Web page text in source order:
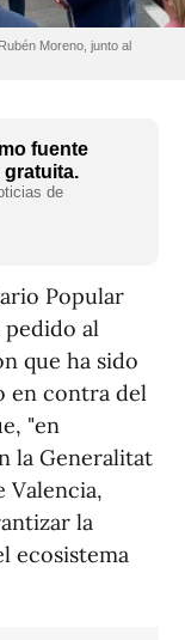
Moreno, junto al
fuente
gratuita.
de
Popular
pedido al
que ha sido
en contra del
"en
la Generalitat
Valencia,
la
ecosistema